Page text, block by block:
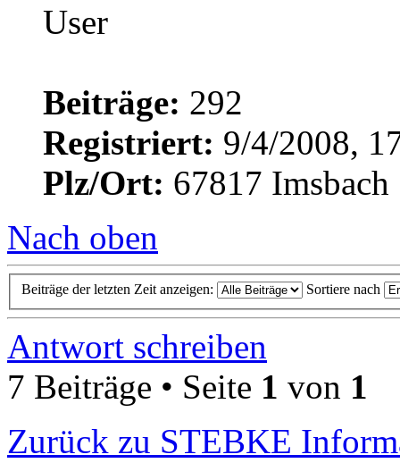
Beiträge: 292
Registriert: 9/4/2008,
Plz/Ort: 67817 Imsbach
Nach oben
Beiträge der letzten Zeit anzeigen: Sortiere nach
Antwort schreiben
7 Beiträge • Seite 1 von 1
Zurück zu STEBKE